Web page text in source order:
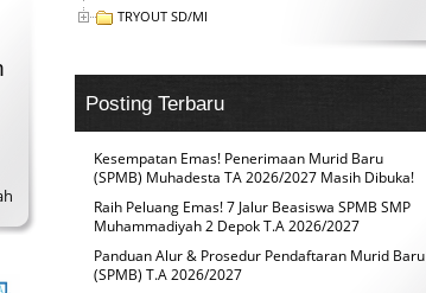
TRYOUT SD/MI
Posting Terbaru
Kesempatan Emas! Penerimaan Murid Baru
(SPMB) Muhadesta TA 2026/2027 Masih Dibuka!
Raih Peluang Emas! 7 Jalur Beasiswa SPMB SMP
Muhammadiyah 2 Depok T.A 2026/2027
Panduan Alur & Prosedur Pendaftaran Murid Baru
(SPMB) T.A 2026/2027